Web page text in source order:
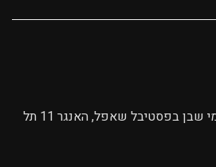
הילה רוח מארחת את שלומי שבן בפסטיבל שאפל, האנגר 11 תל